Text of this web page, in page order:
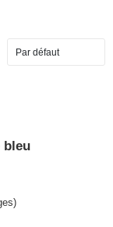
bleu